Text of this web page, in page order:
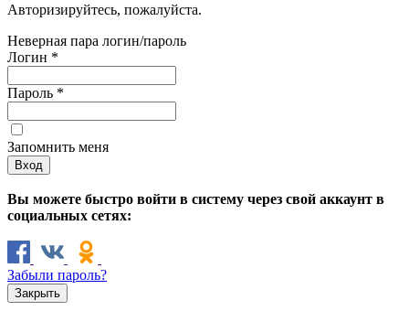
Авторизируйтесь, пожалуйста.
Неверная пара логин/пароль
Логин *
Пароль *
Запомнить меня
Вы можете быстро войти в систему через свой аккаунт в
социальных сетях:
Забыли пароль?
Закрыть